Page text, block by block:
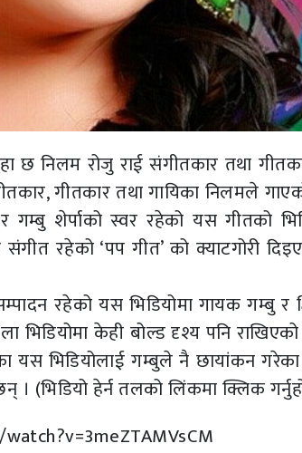
छ निलम रोजु राई संगीतकार तथा
गीतकार तथा गायिका निलमले
शेर्पाको स्वर रहेको यस गीतको
रहेको ‘पप गीत’ को क्याटगोरी
रहेको यस भिडियोमा गायक गम्बु र
भिडियोमा केही बोल्ड दृश्य पनि
यस भिडियोलाई गम्बुले नै छायांकन
(भिडियो हेर्न तलको लिंकमा क्लिक